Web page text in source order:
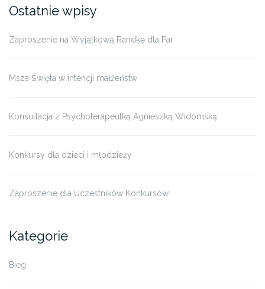
Ostatnie wpisy
Zaproszenie na Wyjątkową Randkę dla Par
Msza Święta w intencji małżeństw
Konsultacja z Psychoterapeutką Agnieszką Widomską
Konkursy dla dzieci i młodzieży
Zaproszenie dla Uczestników Konkursów
Kategorie
Bieg